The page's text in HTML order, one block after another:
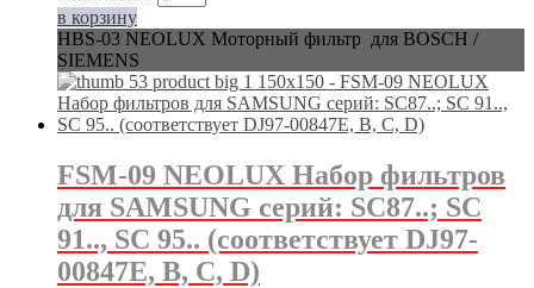
в корзину
HBS-03 NEOLUX Моторный фильтр для BOSCH /
SIEMENS
FSM-09 NEOLUX Набор фильтров
для SAMSUNG серий: SC87..; SC
91.., SC 95.. (соответствует DJ97-
00847E, B, C, D)